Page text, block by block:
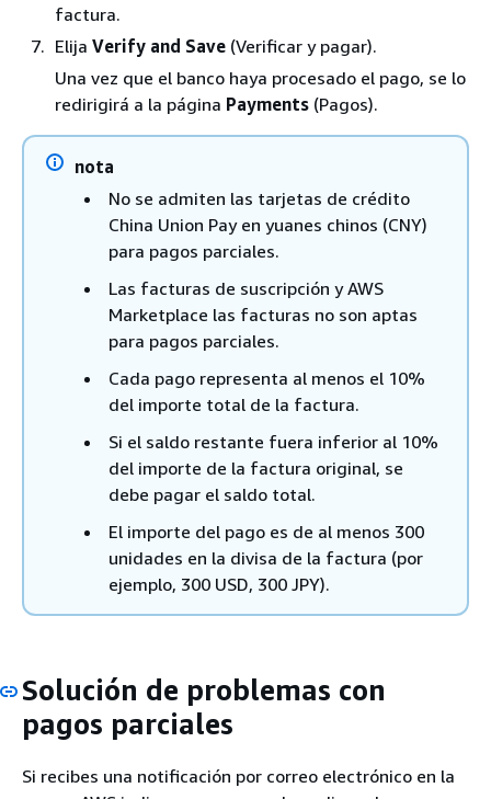
factura.
Elija Verify and Save (Verificar y pagar).
Una vez que el banco haya procesado el pago, se lo
redirigirá a la página Payments (Pagos).
nota
No se admiten las tarjetas de crédito
China Union Pay en yuanes chinos (CNY)
para pagos parciales.
Las facturas de suscripción y AWS
Marketplace las facturas no son aptas
para pagos parciales.
Cada pago representa al menos el 10%
del importe total de la factura.
Si el saldo restante fuera inferior al 10%
del importe de la factura original, se
debe pagar el saldo total.
El importe del pago es de al menos 300
unidades en la divisa de la factura (por
ejemplo, 300 USD, 300 JPY).
Solución de problemas con
pagos parciales
Si recibes una notificación por correo electrónico en la